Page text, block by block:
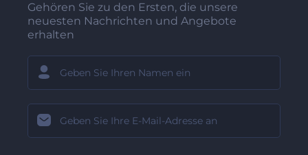
Gehören Sie zu den Ersten, die unsere
neuesten Nachrichten und Angebote
erhalten